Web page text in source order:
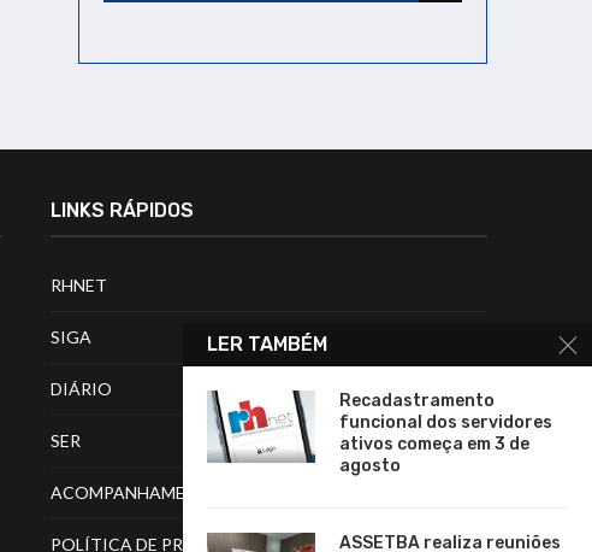
LINKS RÁPIDOS
RHNET
SIGA
DIÁRIO
SER
ACOMPANHAMENTO DE PROCESSOS
POLÍTICA DE PRIVACIDADE
LER TAMBÉM
Recadastramento
funcional dos servidores
ativos começa em 3 de
agosto
ASSETBA realiza reuniões